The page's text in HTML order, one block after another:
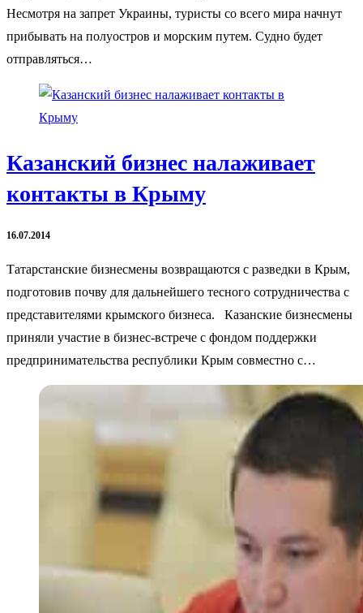
Несмотря на запрет Украины, туристы со всего мира начнут
прибывать на полуостров и морским путем. Судно будет
отправляться…
Казанский бизнес налаживает
контакты в Крыму
16.07.2014
Татарстанские бизнесмены возвращаются с разведки в Крым,
подготовив почву для дальнейшего тесного сотрудничества с
представителями крымского бизнеса. Казанские бизнесмены
приняли участие в бизнес-встрече с фондом поддержки
предпринимательства республики Крым совместно с…